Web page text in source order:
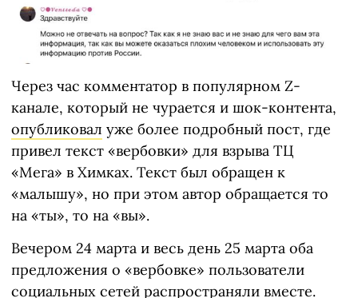
Через час комментатор в популярном Z-
канале, который не чурается и шок-контента,
опубликовал уже более подробный пост, где
привел текст «вербовки» для взрыва ТЦ
«Мега» в Химках. Текст был обращен к
«малышу», но при этом автор обращается то
на «ты», то на «вы».
Вечером 24 марта и весь день 25 марта оба
предложения о «вербовке» пользователи
социальных сетей распространяли вместе.